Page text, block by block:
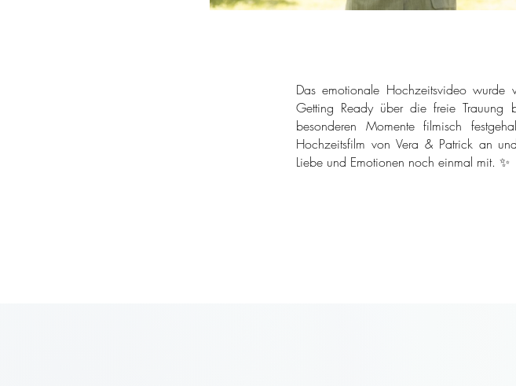
Das emotionale Hochzeitsvideo wurde
Getting Ready über die freie Trauung
besonderen Momente filmisch
Hochzeitsfilm von Vera & Patrick an
Liebe und Emotionen noch einmal mit. ✨